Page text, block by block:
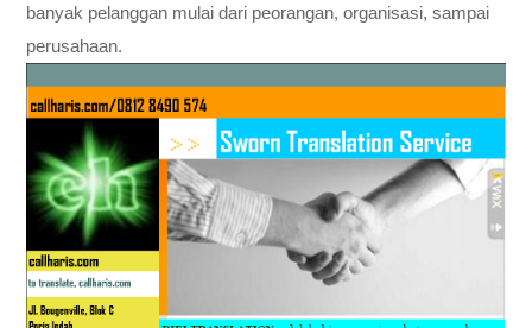
banyak pelanggan mulai dari peorangan, organisasi, sampai
perusahaan.